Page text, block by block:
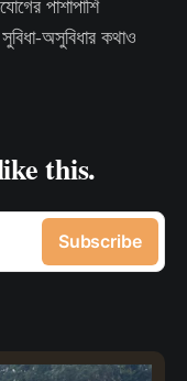
পাশাপাশি
অসুবিধার কথাও
this.
Subscribe